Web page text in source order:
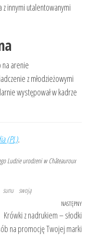
innymi utalentowanymi
na arenie
z młodzieżowymi
występował w kadrze
(PL).
Ludzie urodzeni w Châteauroux
sunu swoją
NASTĘPNY
Krówki z nadrukiem – słodki
na promocję Twojej marki